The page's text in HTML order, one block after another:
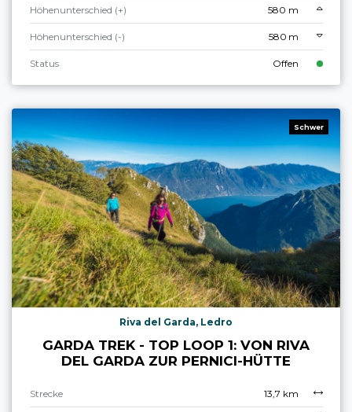
Höhenunterschied (+) 580 m
Höhenunterschied (-) 580 m
Status Offen
Schwer
Riva del Garda, Ledro
GARDA TREK - TOP LOOP 1: VON RIVA
DEL GARDA ZUR PERNICI-HÜTTE
Strecke 13,7 km